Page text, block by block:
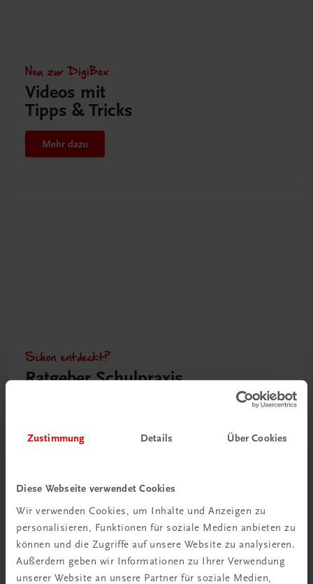
Zustimmung Details Über Cookies
Diese Webseite verwendet Cookies
Wir verwenden Cookies, um Inhalte und Anzeigen zu
personalisieren, Funktionen für soziale Medien anbieten zu
können und die Zugriffe auf unsere Website zu analysieren.
Außerdem geben wir Informationen zu Ihrer Verwendung
unserer Website an unsere Partner für soziale Medien,
Neu zur DigiBox
Videos mit
Tipps & Tricks
Mehr dazu
Schon entdeckt?
Ratgeber Schulpraxis